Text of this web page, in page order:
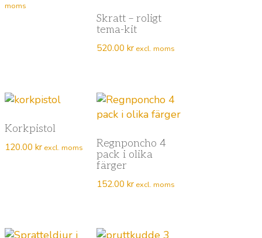
moms
Skratt – roligt
tema-kit
520.00kr excl. moms
Korkpistol
120.00 kr excl. moms
Regnponcho 4
pack i olika
färger
152.00kr excl. moms